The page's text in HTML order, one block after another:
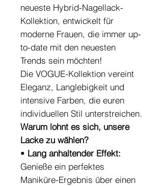
neueste Hybrid-Nagellack-
Kollektion, entwickelt für
moderne Frauen, die immer up-
to-date mit den neuesten
Trends sein möchten!
Die VOGUE-Kollektion vereint
Eleganz, Langlebigkeit und
intensive Farben, die euren
individuellen Stil unterstreichen.
Warum lohnt es sich, unsere
Lacke zu wählen?
• Lang anhaltender Effekt:
Genieße ein perfektes
Maniküre-Ergebnis über einen